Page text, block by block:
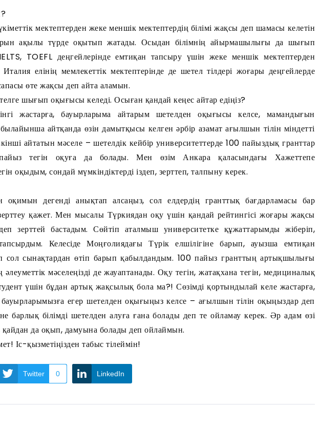
мектептерден жеке меншік мектептердің білімі жақсы деп шамасы келетін
ақылы түрде оқытып жатады. Осыдан білімнің айырмашылығы да шығып
TOEFL деңгейлерінде емтиқан тапсыру үшін жеке меншік мектептерден
елінің мемлекеттік мектептерінде де шетел тілдері жоғары деңгейлерде
өте жақсы деп айта аламын.
шығып оқығысы келеді. Осыған қандай кеңес айтар едіңіз?
жастарға, бауырларыма айтарым шетелден оқығысы келсе, мамандығын
былайынша айтқанда өзін дамытқысы келген әрбір азамат ағылшын тілін міндетті
айтатын мәселе – шетелдік кейбір университеттерде 100 пайыздық гранттар
тегін оқуға да болады. Мен өзім Анкара қаласындағы Хажеттепе
оқыдым, сондай мүмкіндіктерді іздеп, зерттеп, талпыну керек.
оқимын дегенді анықтап алсаңыз, сол елдердің гранттық бағдарламасы бар
қажет. Мен мысалы Түркиядан оқу үшін қандай рейтингісі жоғары жақсы
зерттей бастадым. Сөйтіп аталмыш университетке құжаттарымды жіберіп,
Келесіде Моңғолиядағы Түрік елшілігіне барып, ауызша емтиқан
сол сынақтардан өтіп барып қабылдандым. 100 пайыз гранттың артықшылығы
әлеуметтік мәселеңізді де жауаптанады. Оқу тегін, жатақхана тегін, медициналық
үшін бұдан артық жақсылық бола ма?! Сөзімді қортындылай келе жастарға,
егер шетелден оқығыңыз келсе – ағылшын тілін оқыңыздар деп
барлық білімді шетелден алуға ғана болады деп те ойламау керек. Әр адам өзі
қайдан да оқып, дамуына болады деп ойлаймын.
Іс-қызметіңізден табыс тілеймін!
Twitter 0 LinkedIn